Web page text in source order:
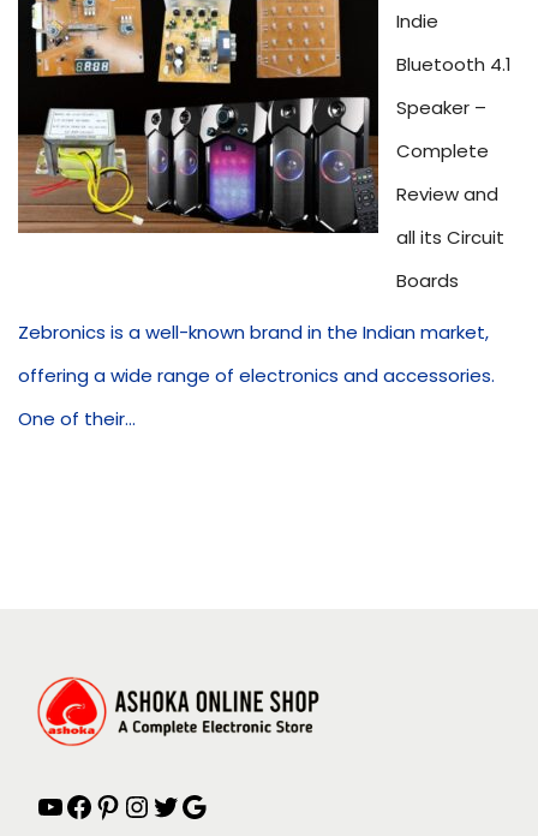
Indie
Bluetooth 4.1
Speaker –
Complete
Review and
all its Circuit
Boards
Zebronics is a well-known brand in the Indian market,
offering a wide range of electronics and accessories.
One of their...
YouTube Facebook Pinterest InstagramTwitter Google